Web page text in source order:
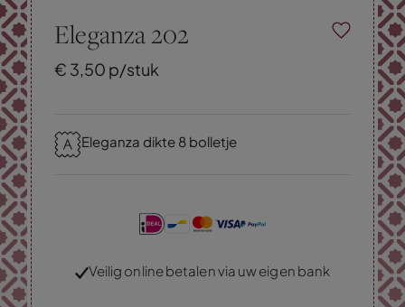
Eleganza 202
€ 3,50 p/stuk
Eleganza dikte 8 bolletje
Veilig online betalen via uw eigen bank